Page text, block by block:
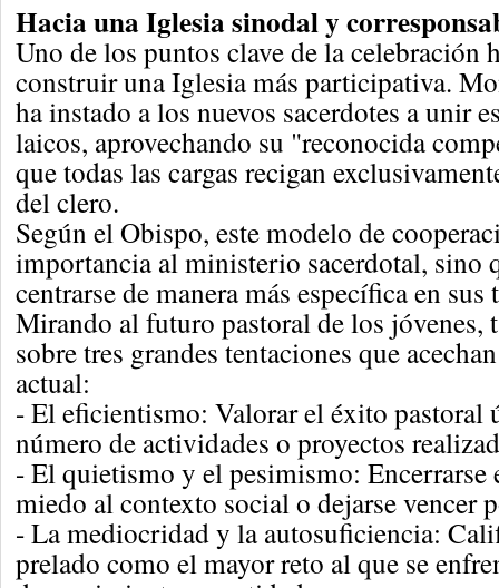
Hacia una Iglesia sinodal y
Uno de los puntos clave de la celebración
construir una Iglesia más participativa.
ha instado a los nuevos sacerdotes a unir
laicos, aprovechando su "reconocida
que todas las cargas recigan
del clero.
Según el Obispo, este modelo de
importancia al ministerio sacerdotal, sino
centrarse de manera más específica en sus
Mirando al futuro pastoral de los jóvenes,
sobre tres grandes tentaciones que
actual:
- El eficientismo: Valorar el éxito pastoral
número de actividades o proyectos
- El quietismo y el pesimismo:
miedo al contexto social o dejarse vencer
- La mediocridad y la autosuficiencia:
prelado como el mayor reto al que se